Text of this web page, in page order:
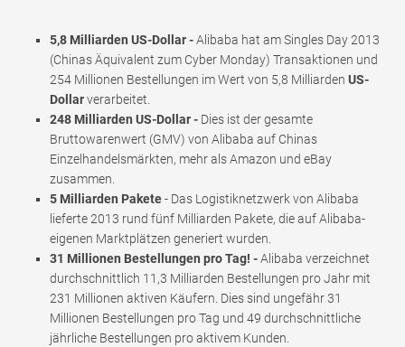
5,8 Milliarden US-Dollar -Alibaba hat am Singles Day 2013
(Chinas Äquivalent zum Cyber ​​Monday) Transaktionen und
254 Millionen Bestellungen im Wert von 5,8 Milliarden US-
Dollarverarbeitet.
248 Milliarden US-Dollar - Dies ist der gesamte
Bruttowarenwert (GMV) von Alibaba auf Chinas
Einzelhandelsmärkten, mehr als Amazon und eBay
zusammen.
5 Milliarden Pakete- Das Logistiknetzwerk von Alibaba
lieferte 2013 rund fünf Milliarden Pakete, die auf Alibaba-
eigenen Marktplätzen generiert wurden.
31 Millionen Bestellungen pro Tag! -Alibaba verzeichnet
durchschnittlich 11,3 Milliarden Bestellungen pro Jahr mit
231 Millionen aktiven Käufern. Dies sind ungefähr 31
Millionen Bestellungen pro Tag und 49 durchschnittliche
jährliche Bestellungen pro aktivem Kunden.